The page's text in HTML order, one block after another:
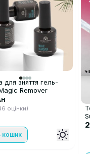
для зняття гель-
Remover
Fashion, 15 ml
оцінки)
кошик